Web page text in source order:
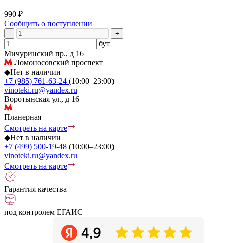
990 ₽
Сообщить о поступлении
- +
бут
Мичуринский пр., д 16
Ломоносовский проспект
◆Нет в наличии
+7 (985) 761-63-24 (10:00–23:00)
vinoteki.ru@yandex.ru
Воротынская ул., д 16
Планерная
Смотреть на карте
◆Нет в наличии
+7 (499) 500-19-48 (10:00–23:00)
vinoteki.ru@yandex.ru
Смотреть на карте
Гарантия качества
под контролем ЕГАИС